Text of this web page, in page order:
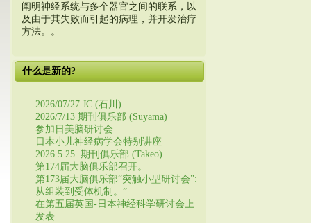
阐明神经系统与多个器官之间的联系，以
及由于其失败而引起的病理，并开发治疗
方法。。
什么是新的?
2026/07/27 JC (石川)
2026/7/13 期刊俱乐部 (Suyama)
参加日美脑研讨会
日本小儿神经病学会特别讲座
2026.5.25. 期刊俱乐部 (Takeo)
第174届大脑俱乐部召开。
第173届大脑俱乐部“突触小型研讨会”:
从组装到受体机制。”
在第五届英国-日本神经科学研讨会上
发表